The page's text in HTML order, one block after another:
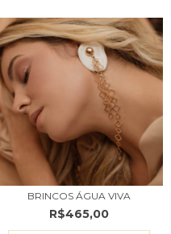
BRINCOS ÁGUA VIVA
R$465,00